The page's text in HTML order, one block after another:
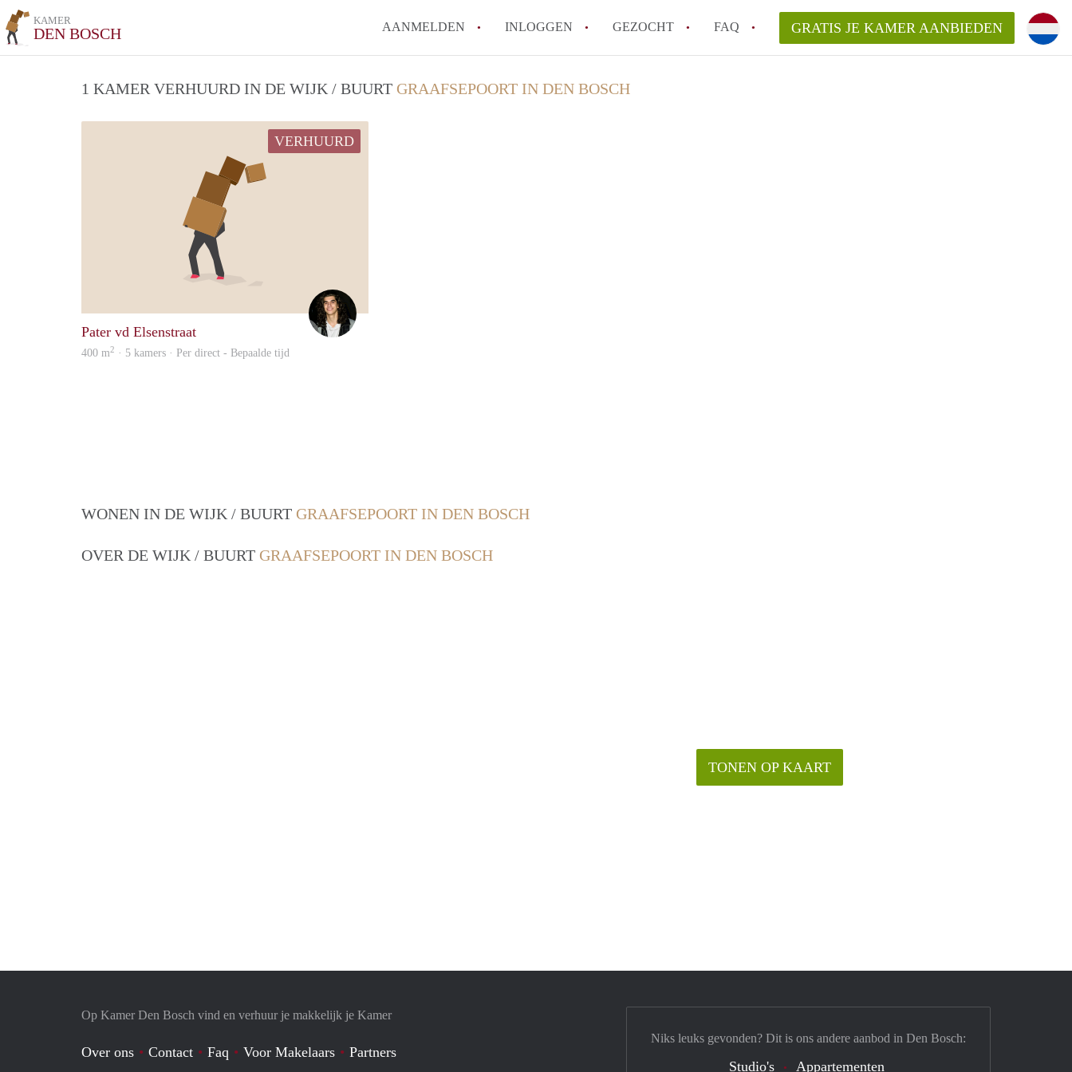
KAMER
DEN BOSCH AANMELDEN INLOGGEN GEZOCHT FAQ
How to translate KamerDenBosch!
GRATIS JE KAMER AANBIEDEN
1 KAMER VERHUURD IN DE WIJK / BUURT GRAAFSEPOORT IN DEN BOSCH
VERHUURD
Pater vd Elsenstraat
400 m2 · 5 kamers · Per direct - Bepaalde tijd
WONEN IN DE WIJK / BUURT GRAAFSEPOORT IN DEN BOSCH
OVER DE WIJK / BUURT GRAAFSEPOORT IN DEN BOSCH
TONEN OP KAART
Op Kamer Den Bosch vind en verhuur je makkelijk je Kamer
Over ons Contact Faq Voor Makelaars Partners
Niks leuks gevonden? Dit is ons andere aanbod in Den Bosch:
Studio's Appartementen